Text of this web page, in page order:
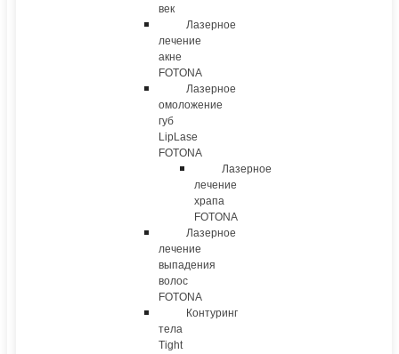
век
Лазерное
лечение
акне
FOTONA
Лазерное
омоложение
губ
LipLase
FOTONA
Лазерное
лечение
храпа
FOTONA
Лазерное
лечение
выпадения
волос
FOTONA
Контуринг
тела
Tight